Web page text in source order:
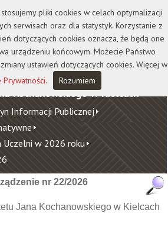
Biblioteka
Wydawnictwo
Kochanowskiego w Kielcach
Informacji Publicznej
Uczelni w 2026 roku
nr 22/2026
Jana Kochanowskiego w Kielcach
pliki cookies w celach optymalizacji
serwisach oraz dla statystyk. Korzystanie z
dotyczących cookies oznacza, że będą one
urządzeniu końcowym. Możecie Państwo
ustawień dotyczących cookies. Więcej w
Prywatności. Rozumiem